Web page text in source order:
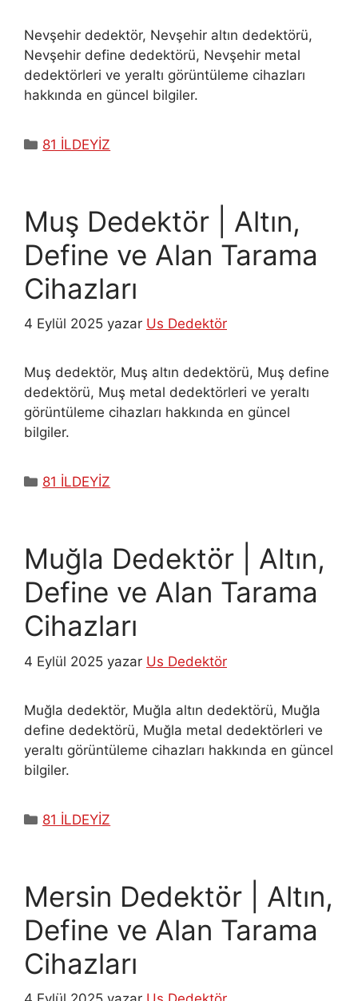
Nevşehir dedektör, Nevşehir altın dedektörü,
Nevşehir define dedektörü, Nevşehir metal
dedektörleri ve yeraltı görüntüleme cihazları
hakkında en güncel bilgiler.
Kategoriler
81 İLDEYİZ
Muş Dedektör | Altın,
Define ve Alan Tarama
Cihazları
4 Eylül 2025 yazar Us Dedektör
Muş dedektör, Muş altın dedektörü, Muş define
dedektörü, Muş metal dedektörleri ve yeraltı
görüntüleme cihazları hakkında en güncel
bilgiler.
Kategoriler
81 İLDEYİZ
Muğla Dedektör | Altın,
Define ve Alan Tarama
Cihazları
4 Eylül 2025 yazar Us Dedektör
Muğla dedektör, Muğla altın dedektörü, Muğla
define dedektörü, Muğla metal dedektörleri ve
yeraltı görüntüleme cihazları hakkında en güncel
bilgiler.
Kategoriler
81 İLDEYİZ
Mersin Dedektör | Altın,
Define ve Alan Tarama
Cihazları